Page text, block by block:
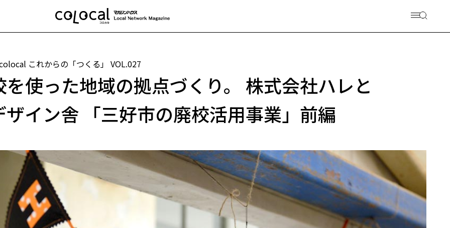
これからの「つくる」 VOL.027
を使った地域の拠点づくり。 株式会社ハレと
ザイン舎 「三好市の廃校活用事業」前編